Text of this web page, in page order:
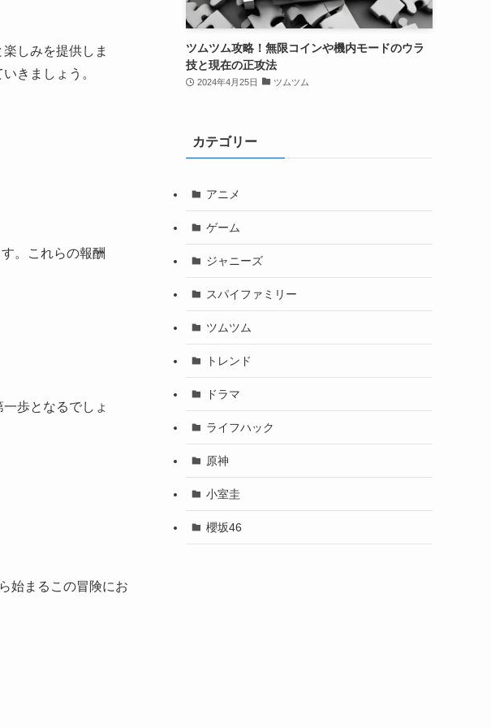
しみを提供しま
きましょう。
。これらの報酬
歩となるでしょ
始まるこの冒険にお
ツムツム攻略！無限コインや機内モードのウラ
技と現在の正攻法
2024年4月25日 ツムツム
カテゴリー
アニメ
ゲーム
ジャニーズ
スパイファミリー
ツムツム
トレンド
ドラマ
ライフハック
原神
小室圭
櫻坂46